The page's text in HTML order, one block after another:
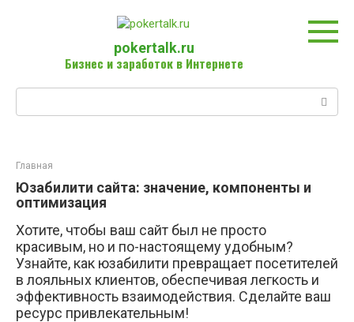
pokertalk.ru
Бизнес и заработок в Интернете
Главная
Юзабилити сайта: значение, компоненты и
оптимизация
Хотите, чтобы ваш сайт был не просто
красивым, но и по-настоящему удобным?
Узнайте, как юзабилити превращает посетителей
в лояльных клиентов, обеспечивая легкость и
эффективность взаимодействия. Сделайте ваш
ресурс привлекательным!